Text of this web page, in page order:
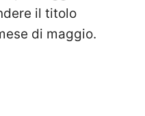
il titolo
di maggio.